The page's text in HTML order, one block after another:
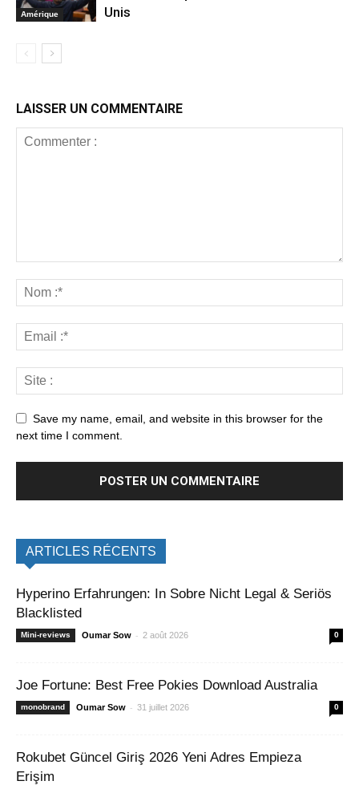
Amérique
Unis
LAISSER UN COMMENTAIRE
Save my name, email, and website in this browser for the
next time I comment.
ARTICLES RÉCENTS
Hyperino Erfahrungen: In Sobre Nicht Legal & Seriös
Blacklisted
Mini-reviews Oumar Sow - 2 août 2026 0
Joe Fortune: Best Free Pokies Download Australia
monobrand Oumar Sow - 31 juillet 2026 0
Rokubet Güncel Giriş 2026 Yeni Adres Empieza
Erişim